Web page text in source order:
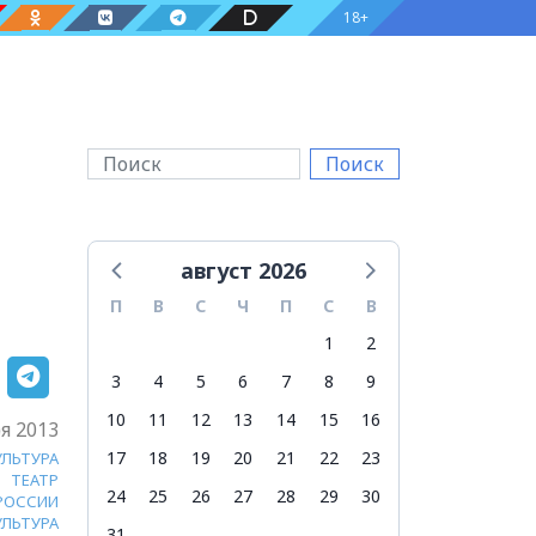
18+
Поиск
2013
ТЕАТР
август 2026
П В С Ч П С
В
1
2
3
4 5 6 7 8
9
10
11 12 13 14 15
16
17
18 19 20 21 22
23
24
25 26 27 28 29
30